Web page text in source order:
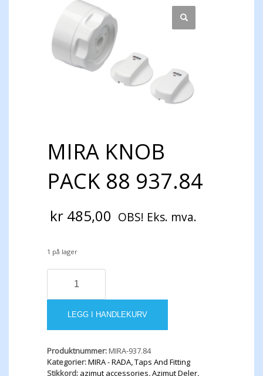
MIRA KNOB
PACK 88 937.84
kr 485,00 OBS! Eks. mva.
1 på lager
MIRA
PACK
937.84
antall
LEGG I HANDLEKURV
Produktnummer:MIRA-937.84
Kategorier:MIRA - RADA,Taps And Fitting
Stikkord: azimut accessories,Azimut Deler,